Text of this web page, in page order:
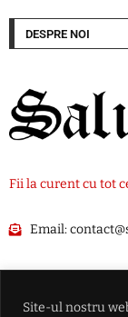
Site-ul nostru
DESPRE NOI
Fii la curent cu tot
Email: